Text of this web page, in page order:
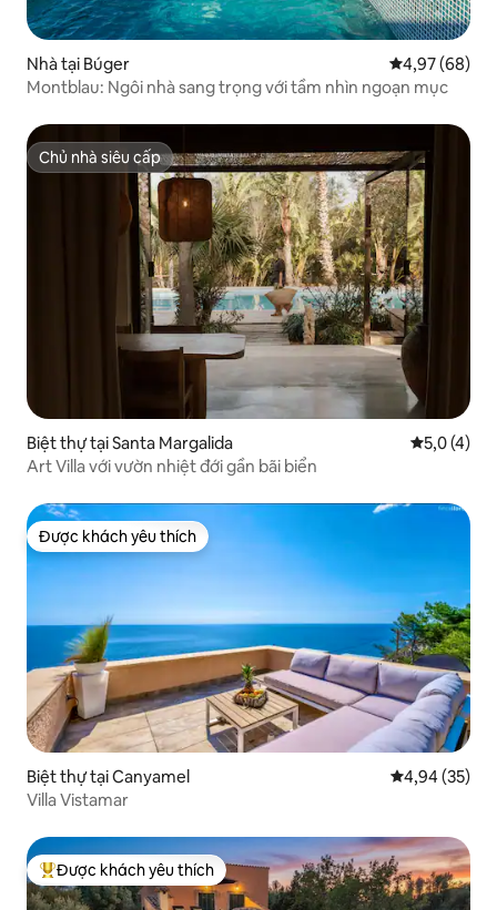
Nhà tại Búger Xếp hạng
4,97 (68)
Montblau: Ngôi nhà sang trọng với tầm nhìn ngoạn mục
Chủ nhà siêu cấp
Chủ nhà siêu cấp
Biệt thự tại Santa Margalida Xếp hạng
5,0 (4)
Art Villa với vườn nhiệt đới gần bãi biển
Được khách yêu thích
Được khách yêu thích
Biệt thự tại Canyamel Xếp hạng
4,94 (35)
Villa Vistamar
Được khách yêu thích nhất
Được khách yêu thích